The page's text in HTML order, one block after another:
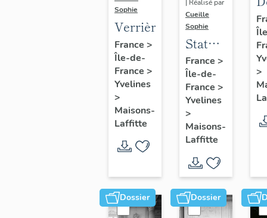
Sophie
Verrière
France >
Île-de-
France >
Yvelines
>
Maisons-
Laffitte
| Réalisé par
Cueille
Sophie
Statue
:
Renaud
France >
Île-de-
France >
Yvelines
>
Maisons-
Laffitte
>
Dossier Dossier